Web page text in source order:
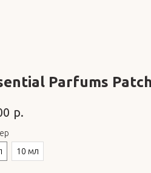
Parfums
р.
10 мл